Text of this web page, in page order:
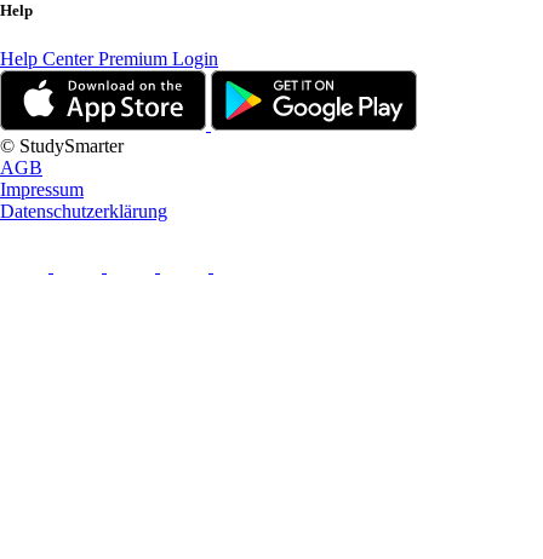
Help
Help CenterPremium Login
© StudySmarter
AGB
Impressum
Datenschutzerklärung